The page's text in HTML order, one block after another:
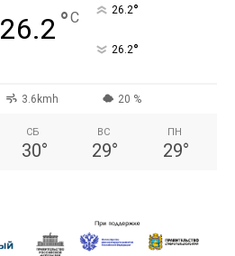
26.2 °C 26.2°
26.2°
3.6kmh 20 %
СБ
30°
ВС
29°
ПН
29°